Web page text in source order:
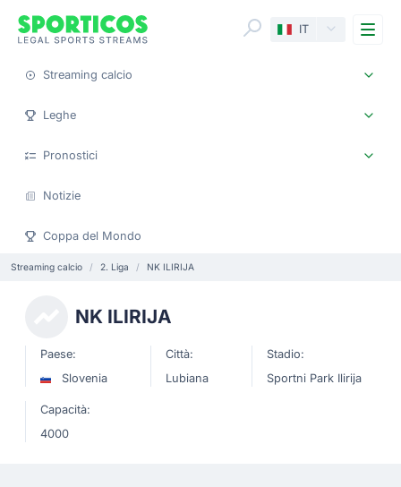
IT
Streaming calcio
Leghe
Pronostici
Notizie
Coppa del Mondo
Streaming calcio 2. Liga NK ILIRIJA
NK ILIRIJA
Paese:
Slovenia
Città:
Lubiana
Stadio:
Sportni Park Ilirija
Capacità:
4000